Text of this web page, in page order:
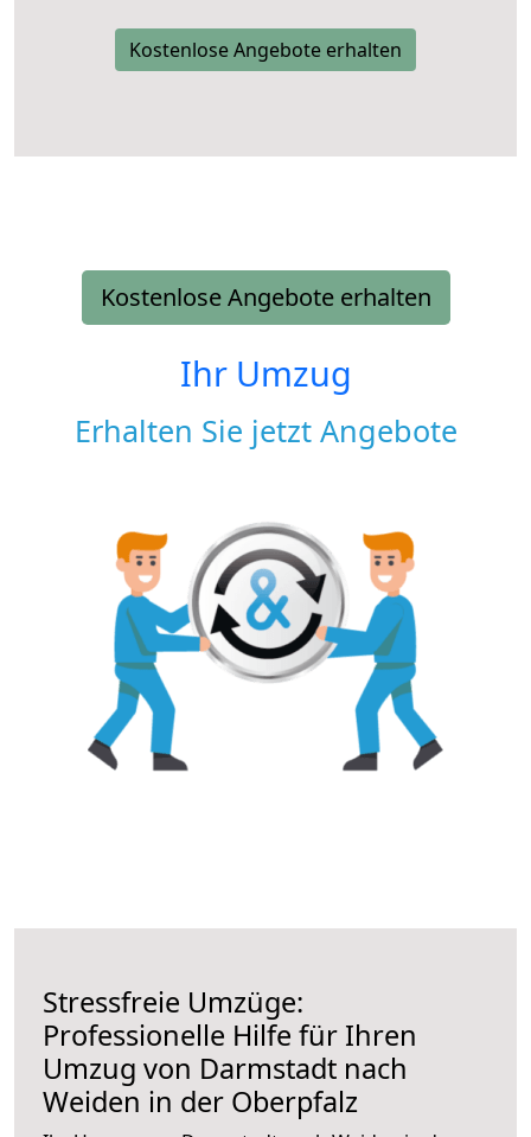
Kostenlose Angebote erhalten
Kostenlose Angebote erhalten
Ihr Umzug
Erhalten Sie jetzt Angebote
Stressfreie Umzüge:
Professionelle Hilfe für Ihren
Umzug von Darmstadt nach
Weiden in der Oberpfalz